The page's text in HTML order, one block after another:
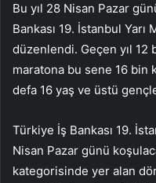
Bu yıl 28 Nisan Pazar
Bankası 19. İstanbul Yarı
düzenlendi. Geçen yıl 12
maratona bu sene 16 bin
defa 16 yaş ve üstü
Türkiye İş Bankası 19.
Nisan Pazar günü
kategorisinde yer alan